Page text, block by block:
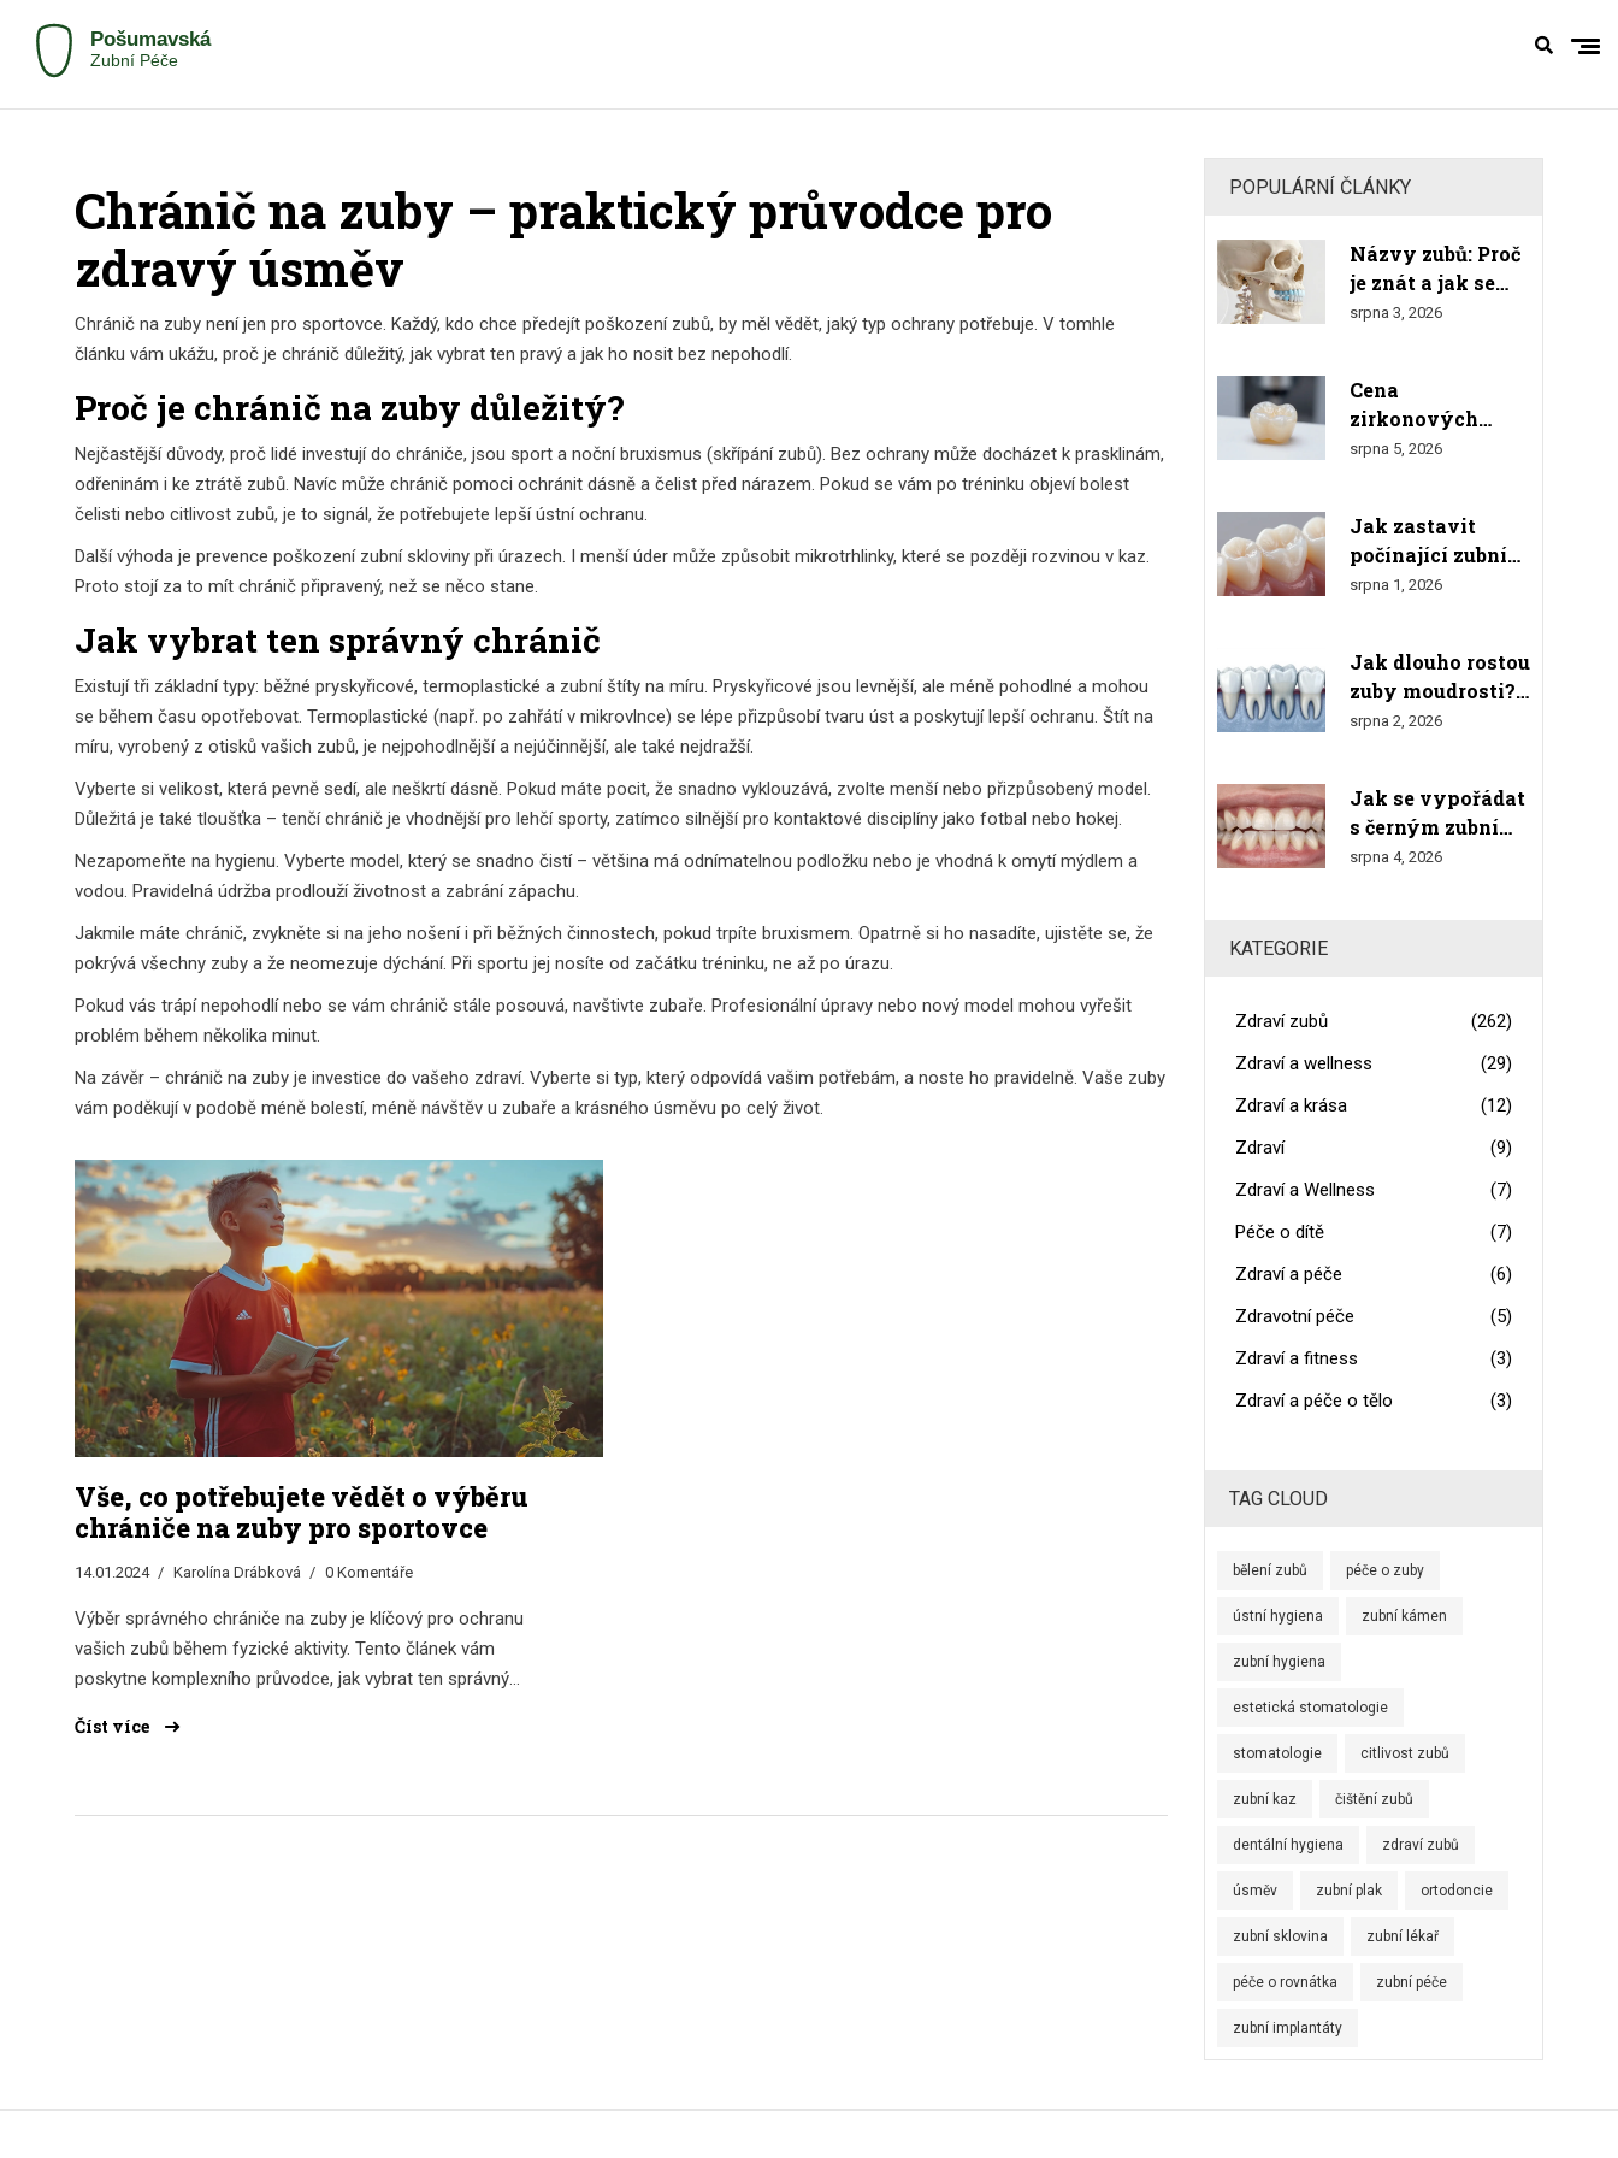
Chránič na zuby – praktický průvodce pro
zdravý úsměv
Chránič na zuby není jen pro sportovce. Každý, kdo chce předejít poškození zubů, by měl vědět, jaký typ ochrany potřebuje. V tomhle
článku vám ukážu, proč je chránič důležitý, jak vybrat ten pravý a jak ho nosit bez nepohodlí.
Proč je chránič na zuby důležitý?
Nejčastější důvody, proč lidé investují do chrániče, jsou sport a noční bruxismus (skřípání zubů). Bez ochrany může docházet k prasklinám,
odřeninám i ke ztrátě zubů. Navíc může chránič pomoci ochránit dásně a čelist před nárazem. Pokud se vám po tréninku objeví bolest
čelisti nebo citlivost zubů, je to signál, že potřebujete lepší ústní ochranu.
Další výhoda je prevence poškození zubní skloviny při úrazech. I menší úder může způsobit mikrotrhlinky, které se později rozvinou v kaz.
Proto stojí za to mít chránič připravený, než se něco stane.
Jak vybrat ten správný chránič
Existují tři základní typy: běžné pryskyřicové, termoplastické a zubní štíty na míru. Pryskyřicové jsou levnější, ale méně pohodlné a mohou
se během času opotřebovat. Termoplastické (např. po zahřátí v mikrovlnce) se lépe přizpůsobí tvaru úst a poskytují lepší ochranu. Štít na
míru, vyrobený z otisků vašich zubů, je nejpohodlnější a nejúčinnější, ale také nejdražší.
Vyberte si velikost, která pevně sedí, ale neškrtí dásně. Pokud máte pocit, že snadno vyklouzává, zvolte menší nebo přizpůsobený model.
Důležitá je také tloušťka – tenčí chránič je vhodnější pro lehčí sporty, zatímco silnější pro kontaktové disciplíny jako fotbal nebo hokej.
Nezapomeňte na hygienu. Vyberte model, který se snadno čistí – většina má odnímatelnou podložku nebo je vhodná k omytí mýdlem a
vodou. Pravidelná údržba prodlouží životnost a zabrání zápachu.
Jakmile máte chránič, zvykněte si na jeho nošení i při běžných činnostech, pokud trpíte bruxismem. Opatrně si ho nasadíte, ujistěte se, že
pokrývá všechny zuby a že neomezuje dýchání. Při sportu jej nosíte od začátku tréninku, ne až po úrazu.
Pokud vás trápí nepohodlí nebo se vám chránič stále posouvá, navštivte zubaře. Profesionální úpravy nebo nový model mohou vyřešit
problém během několika minut.
Na závěr – chránič na zuby je investice do vašeho zdraví. Vyberte si typ, který odpovídá vašim potřebám, a noste ho pravidelně. Vaše zuby
vám poděkují v podobě méně bolestí, méně návštěv u zubaře a krásného úsměvu po celý život.
Vše, co potřebujete vědět o výběru
chrániče na zuby pro sportovce
14.01.2024 Karolína Drábková 0 Komentáře
Výběr správného chrániče na zuby je klíčový pro ochranu
vašich zubů během fyzické aktivity. Tento článek vám
poskytne komplexního průvodce, jak vybrat ten správný
jednotlivými typy. Naučíte se, jak chránič na zuby správně
Číst více
POPULÁRNÍ ČLÁNKY
Názvy zubů: Proč
je znát a jak se
orientovat v
srpna 3, 2026
Cena
zirkonových
korunek v roce
srovnání
srpna 5, 2026
Jak zastavit
počínající zubní
kaz u diabetiků:
srpna 1, 2026
Jak dlouho rostou
zuby moudrosti?
Kompletní
odstraněním
srpna 2, 2026
Jak se vypořádat
s černým zubním
kamenem doma:
srpna 4, 2026
KATEGORIE
Zdraví zubů
(262)
Zdraví a wellness
(29)
Zdraví a krása
(12)
Zdraví
(9)
Zdraví a Wellness
(7)
Péče o dítě
(7)
Zdraví a péče
(6)
Zdravotní péče
(5)
Zdraví a fitness
(3)
Zdraví a péče o tělo
(3)
TAG CLOUD
bělení zubů péče o zuby
ústní hygiena zubní kámen
zubní hygiena
estetická stomatologie
stomatologie citlivost zubů
zubní kaz čištění zubů
dentální hygiena zdraví zubů
úsměv zubní plak ortodoncie
zubní sklovina zubní lékař
péče o rovnátka zubní péče
zubní implantáty